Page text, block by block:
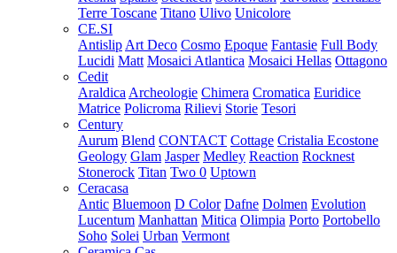
Terre Toscane Titano Ulivo Unicolore
CE.SI
Antislip Art Deco Cosmo Epoque Fantasie Full Body
Lucidi Matt Mosaici Atlantica Mosaici Hellas Ottagono
Cedit
Araldica Archeologie Chimera Cromatica Euridice
Matrice Policroma Rilievi Storie Tesori
Century
Aurum Blend CONTACT Cottage Cristalia Ecostone
Geology Glam Jasper Medley Reaction Rocknest
Stonerock Titan Two 0 Uptown
Ceracasa
Antic Bluemoon D Color Dafne Dolmen Evolution
Lucentum Manhattan Mitica Olimpia Porto Portobello
Soho Solei Urban Vermont